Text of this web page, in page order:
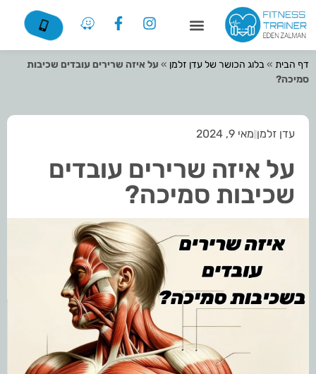
דף הבית »בלוג הכושר של עדן זלמן » על איזה שרירים עובדים שכיבות
סמיכה?
עדן זלמן מאי 9, 2024
על איזה שרירים עובדים
שכיבות סמיכה?